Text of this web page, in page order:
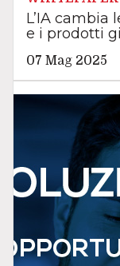
L’IA cambia
e i prodotti
07 Mag 2025